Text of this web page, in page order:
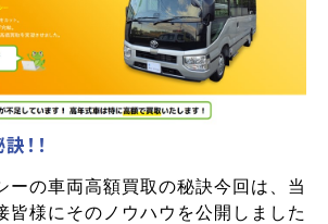
！！
ーの車両高額買取の秘訣今回は、当
皆様にそのノウハウを公開しました